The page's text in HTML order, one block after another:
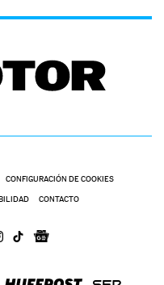
CONFIGURACIÓN DE COOKIES
CONTACTO